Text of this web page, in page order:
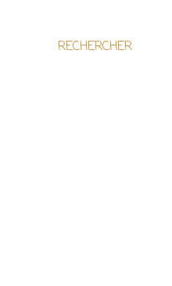
RECHERCHER